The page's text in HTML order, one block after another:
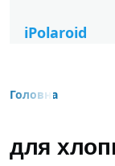
iPolaroid
Рядок
Головна
для